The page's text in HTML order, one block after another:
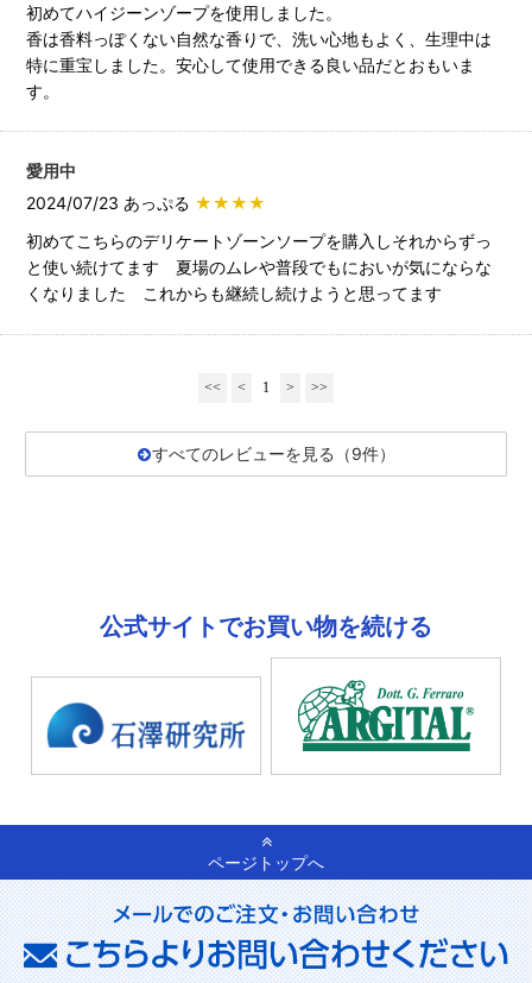
初めてハイジーンゾープを使用しました。
香は香料っぽくない自然な香りで、洗い心地もよく、生理中は
特に重宝しました。安心して使用できる良い品だとおもいま
す。
愛用中
2024/07/23 あっぷる ★★★★
初めてこちらのデリケートゾーンソープを購入しそれからずっ
と使い続けてます 夏場のムレや普段でもにおいが気にならな
くなりました これからも継続し続けようと思ってます
<< < 1 > >>
すべてのレビューを見る（9件）
公式サイトでお買い物を続ける
ページトップへ